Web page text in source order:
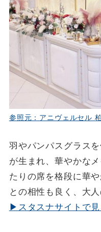
参照元：アニヴェルセル 柏
羽やパンパスグラス
が生まれ、華やかな
たりの席を格段に華
との相性も良く、大人
▶スタスナサイトで見